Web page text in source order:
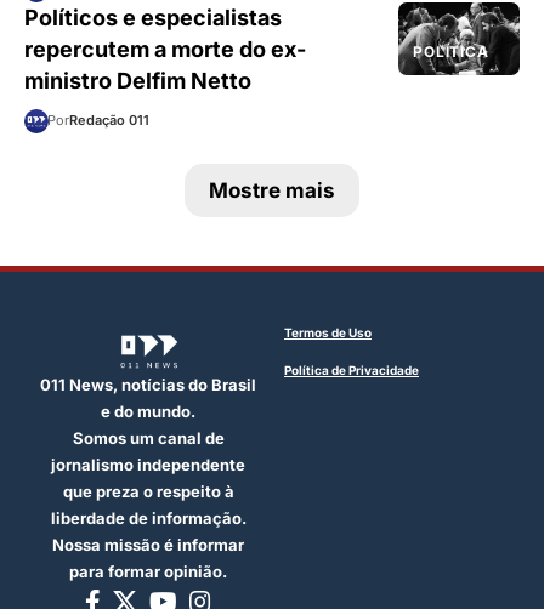
POLÍTICA
Políticos e especialistas
repercutem a morte do ex-
ministro Delfim Netto
PorRedação 011
Mostre mais
011 News, notícias do Brasil
e do mundo.
Somos um canal de
jornalismo independente
que preza o respeito à
liberdade de informação.
Nossa missão é informar
para formar opinião.
Termos de Uso
Política de Privacidade